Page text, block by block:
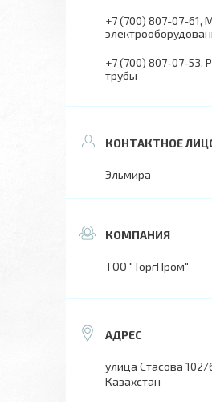
+7 (700) 807-07-61
+7 (700) 807-07-53
трубы
Эльмира
ТОО "ТоргПром"
улица Стасова
Казахстан